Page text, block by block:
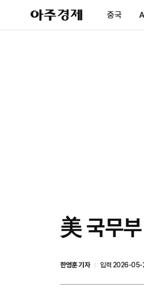
아
주
제
중국
美 국무
한영훈 기자
입력 2026-